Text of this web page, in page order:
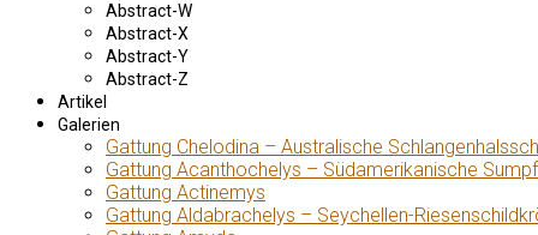
Abstract-W
Abstract-X
Abstract-Y
Abstract-Z
Artikel
Galerien
Gattung Chelodina – Australische
Gattung Acanthochelys – Südamerikanische
Gattung Actinemys
Gattung Aldabrachelys – Seychellen-